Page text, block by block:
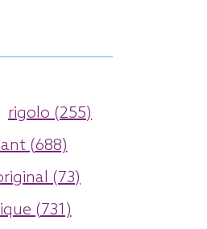
rigolo (255)
(688)
(73)
(731)